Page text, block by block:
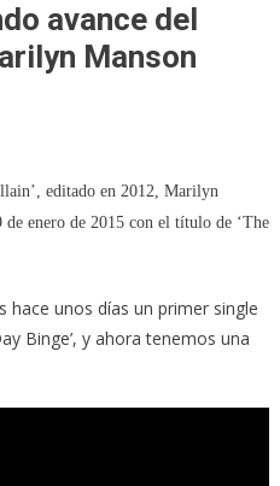
avance del
Manson
editado en 2012, Marilyn
enero de 2015 con el título de ‘The
unos días un primer single
Binge’, y ahora tenemos una